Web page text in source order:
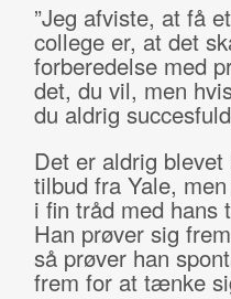
”Jeg afviste, at få
college er, at det
forberedelse med
det, du vil, men
du aldrig
Det er aldrig
tilbud fra Yale,
i fin tråd med hans
Han prøver sig
så prøver han
frem for at tænke